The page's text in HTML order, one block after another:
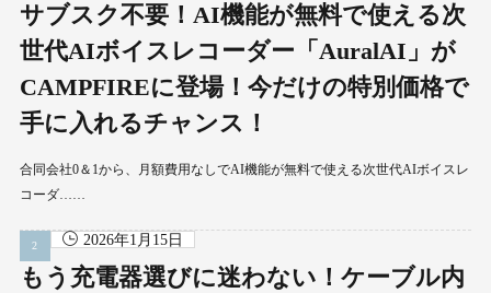
サブスク不要！AI機能が無料で使える次
世代AIボイスレコーダー「AuralAI」が
CAMPFIREに登場！今だけの特別価格で
手に入れるチャンス！
合同会社0＆1から、月額費用なしでAI機能が無料で使える次世代AIボイスレ
コーダ……
2026年1月15日
もう充電器選びに迷わない！ケーブル内